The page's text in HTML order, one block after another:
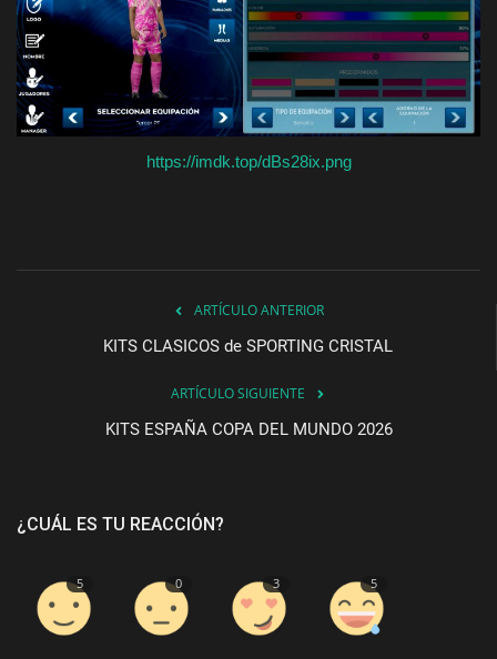
https://imdk.top/dBs28ix.png
ARTÍCULO ANTERIOR
KITS CLASICOS de SPORTING CRISTAL
ARTÍCULO SIGUIENTE
KITS ESPAÑA COPA DEL MUNDO 2026
¿CUÁL ES TU REACCIÓN?
5 0 3 5